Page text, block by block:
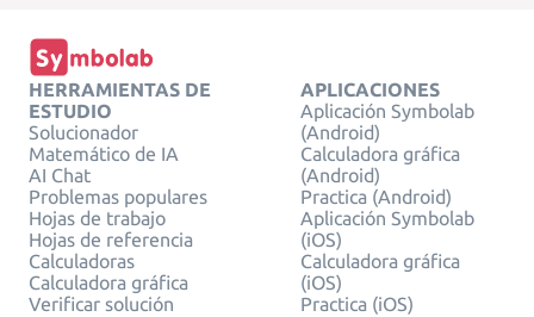
HERRAMIENTAS DE
ESTUDIO
Solucionador
Matemático de IA
AI Chat
Problemas populares
Hojas de trabajo
Hojas de referencia
Calculadoras
Calculadora gráfica
Verificar solución
APLICACIONES
Aplicación Symbolab
(Android)
Calculadora gráfica
(Android)
Practica (Android)
Aplicación Symbolab
(iOS)
Calculadora gráfica
(iOS)
Practica (iOS)